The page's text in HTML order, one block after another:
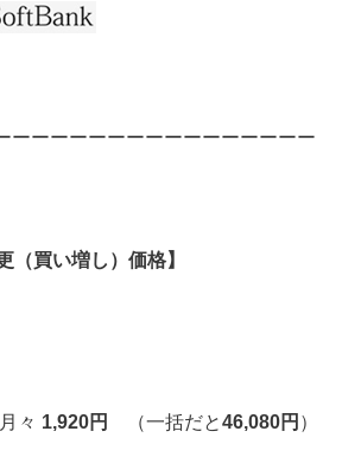
ーーーーーーーーーーーーーーーー
（買い増し）価格】
々 1,920円 （一括だと46,080円 ）